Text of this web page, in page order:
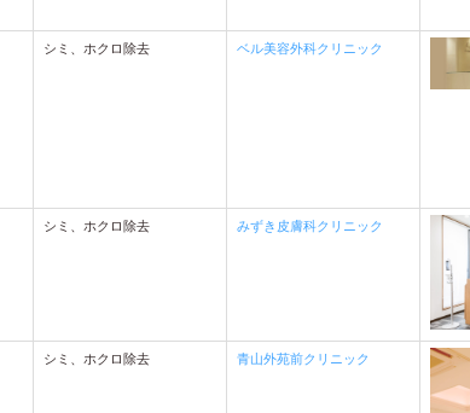
シミ、ホクロ除去 ベル美容外科クリニック
シミ、ホクロ除去 みずき皮膚科クリニック
シミ、ホクロ除去 青山外苑前クリニック